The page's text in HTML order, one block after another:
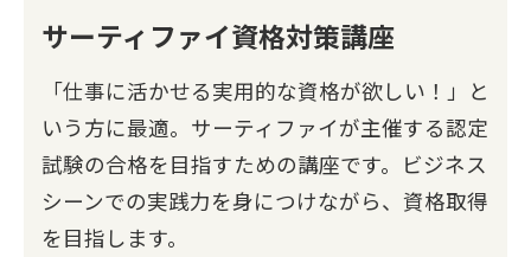
サーティファイ資格対策講座
「仕事に活かせる実用的な資格が欲しい！」と
いう方に最適。サーティファイが主催する認定
試験の合格を目指すための講座です。ビジネス
シーンでの実践力を身につけながら、資格取得
を目指します。